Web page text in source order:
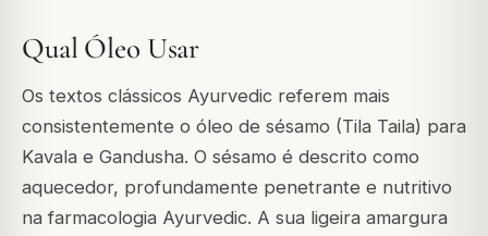
Qual Óleo Usar
Os textos clássicos Ayurvedic referem mais
consistentemente o óleo de sésamo (Tila Taila) para
Kavala e Gandusha. O sésamo é descrito como
aquecedor, profundamente penetrante e nutritivo
na farmacologia Ayurvedic. A sua ligeira amargura